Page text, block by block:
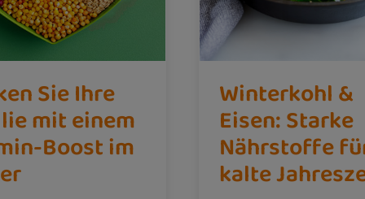
Sie Ihre
mit einem
Boost im
Winterkohl &
Eisen: Starke
Nährstoffe
kalte